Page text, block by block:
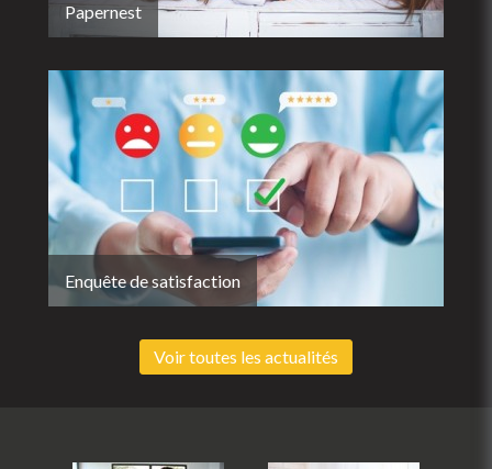
Papernest
Enquête de satisfaction
Voir toutes les actualités